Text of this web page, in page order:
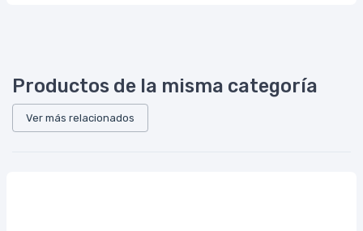
Productos de la misma categoría
Ver más relacionados